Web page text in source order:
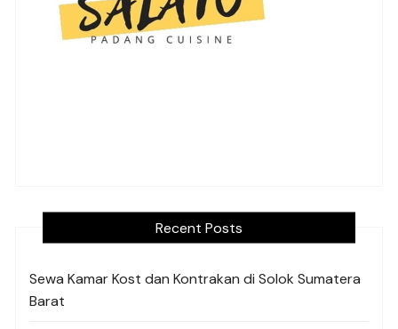
Recent Posts
Sewa Kamar Kost dan Kontrakan di Solok Sumatera
Barat